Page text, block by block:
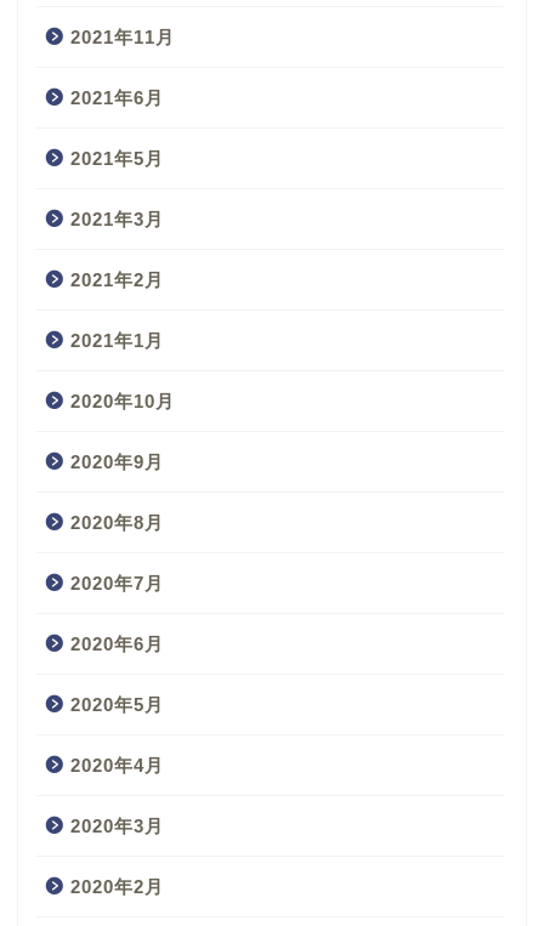
2021年11月
2021年6月
2021年5月
2021年3月
2021年2月
2021年1月
2020年10月
2020年9月
2020年8月
2020年7月
2020年6月
2020年5月
2020年4月
2020年3月
2020年2月